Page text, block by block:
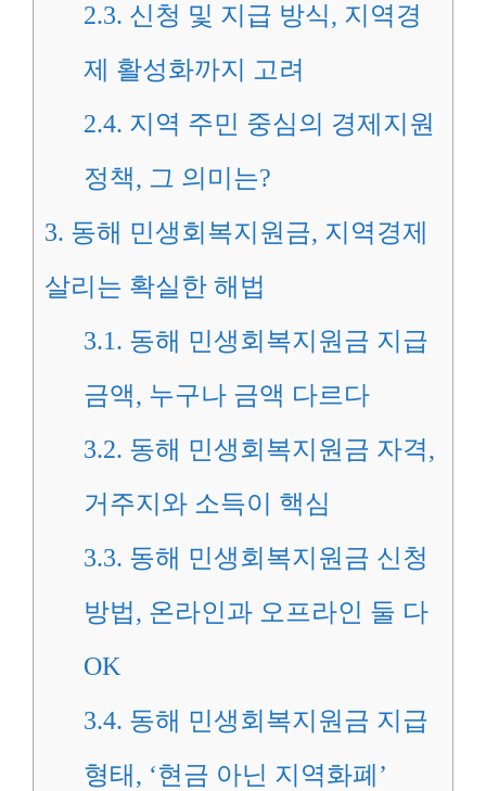
2.3. 신청 및 지급 방식, 지역경
제 활성화까지 고려
2.4. 지역 주민 중심의 경제지원
정책, 그 의미는?
3. 동해 민생회복지원금, 지역경제
살리는 확실한 해법
3.1. 동해 민생회복지원금 지급
금액, 누구나 금액 다르다
3.2. 동해 민생회복지원금 자격,
거주지와 소득이 핵심
3.3. 동해 민생회복지원금 신청
방법, 온라인과 오프라인 둘 다
OK
3.4. 동해 민생회복지원금 지급
형태, ‘현금 아닌 지역화폐’